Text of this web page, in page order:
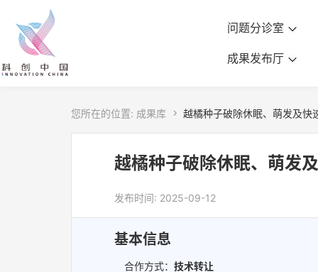
问题分诊室
成果发布厅
您所在的位置: 成果库  越橘种子破除休眠、萌发及快
越橘种子破除休眠、萌发
发布时间: 2025-09-12
基本信息
合作方式： 技术转让